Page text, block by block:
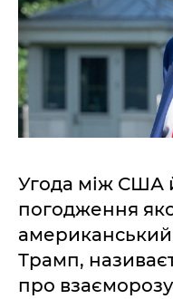
Угода між США
погодження
Трамп,
про